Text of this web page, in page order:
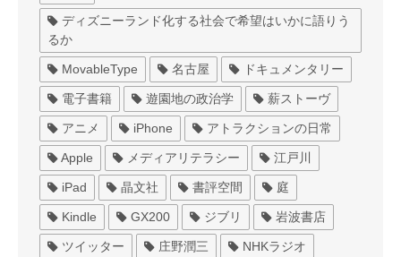
ディズニーランド化する社会で希望はいかに語りう
るか
MovableType 名古屋 ドキュメンタリー
電子書籍 遊園地の政治学 薪ストーヴ
アニメ iPhone アトラクションの日常
Apple メディアリテラシー 江戸川
iPad 晶文社 書評空間 庭
Kindle GX200 ジブリ 岩波書店
ツイッター 庄野潤三 NHKラジオ